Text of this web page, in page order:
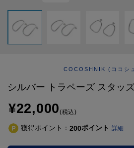
COCOSHNIK (ココシ
シルバー トラペーズ スタッ
¥22,000(税込)
獲得ポイント： 200ポイント 詳細